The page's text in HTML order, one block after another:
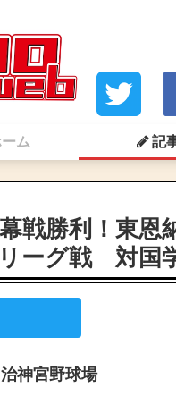
ム 記
戦勝利！東恩
ーグ戦 対国
神宮野球場